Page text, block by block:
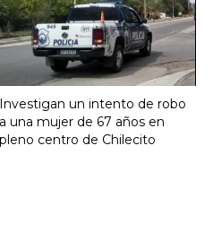
Investigan un intento de robo
a una mujer de 67 años en
pleno centro de Chilecito